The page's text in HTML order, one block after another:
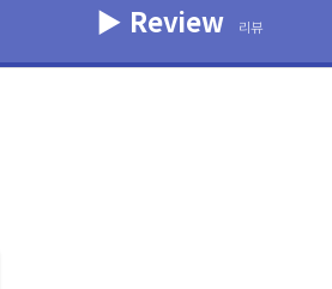
▶ Review 리뷰